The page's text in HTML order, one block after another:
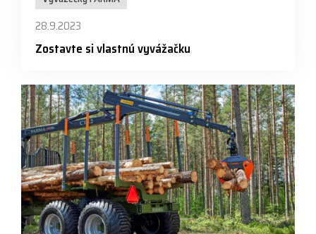
28.9.2023
Zostavte si vlastnú vyvážačku